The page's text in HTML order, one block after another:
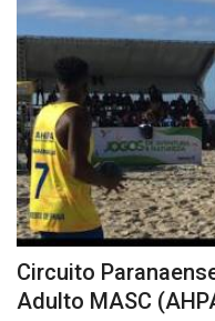
Circuito
Adulto MASC